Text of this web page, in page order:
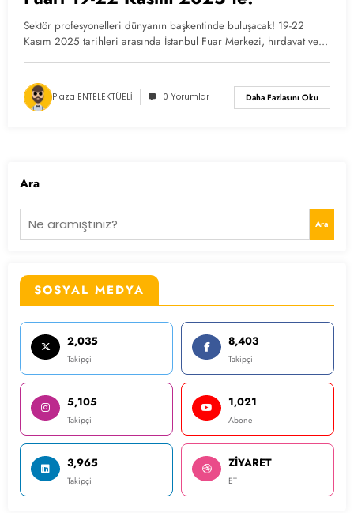
Sektör profesyonelleri dünyanın başkentinde buluşacak! 19-22
Kasım 2025 tarihleri arasında İstanbul Fuar Merkezi, hırdavat ve…
Plaza ENTELEKTÜELİ 0 Yorumlar Daha Fazlasını Oku
Ara
Ara
SOSYAL MEDYA
2,035
Takipçi
8,403
Takipçi
5,105
Takipçi
1,021
Abone
3,965
Takipçi
ZİYARET
ET